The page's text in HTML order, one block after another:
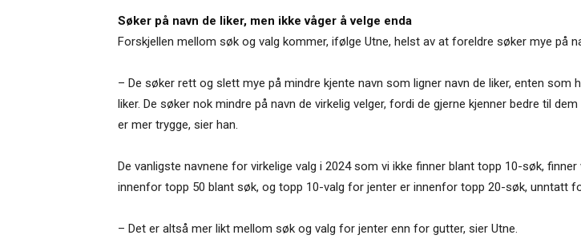
Søker på navn de liker, men ikke våger å velge enda
Forskjellen mellom søk og valg kommer, ifølge Utne, helst av at foreldre søker mye på
– De søker rett og slett mye på mindre kjente navn som ligner navn de liker, enten
liker. De søker nok mindre på navn de virkelig velger, fordi de gjerne kjenner bedre til
er mer trygge, sier han.
De vanligste navnene for virkelige valg i 2024 som vi ikke finner blant topp 10-søk,
innenfor topp 50 blant søk, og topp 10-valg for jenter er innenfor topp 20-søk, unntatt
– Det er altså mer likt mellom søk og valg for jenter enn for gutter, sier Utne.